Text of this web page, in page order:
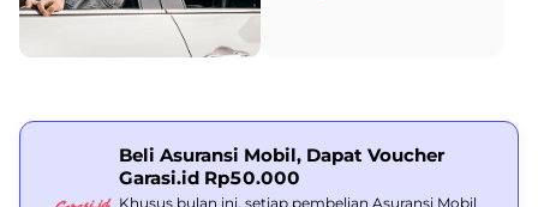
Beli Asuransi Mobil, Dapat Voucher
Garasi.id Rp50.000
Khusus bulan ini, setiap pembelian Asuransi Mobil